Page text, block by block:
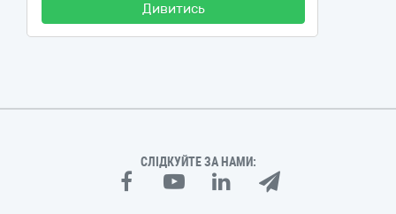
Дивитись
СЛІДКУЙТЕ ЗА НАМИ: